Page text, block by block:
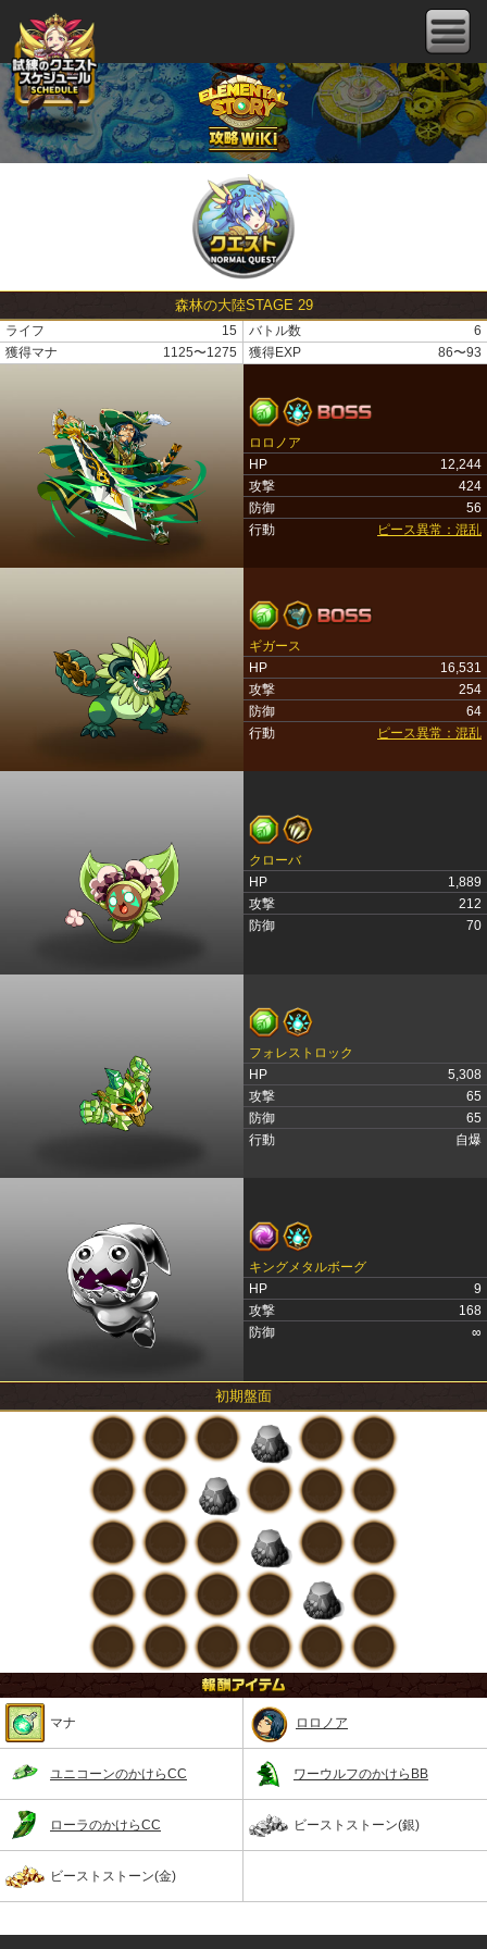
森林の大陸STAGE 29
ライフ 15 バトル数
6
獲得マナ
1125〜1275 獲得EXP 86〜93
ロロノア
HP
12,244
攻撃
424
防御
56
行動
ピース異常：混乱
ギガース
HP
16,531
攻撃
254
防御
64
行動
ピース異常：混乱
クローバ
HP
1,889
攻撃
212
防御
70
フォレストロック
HP
5,308
攻撃
65
防御
65
行動
自爆
キングメタルボーグ
HP
9
攻撃
168
防御
∞
初期盤面
マナ ロロノア
ユニコーンのかけらCC ワーウルフのかけらBB
ローラのかけらCC ビーストストーン(銀)
ビーストストーン(金)